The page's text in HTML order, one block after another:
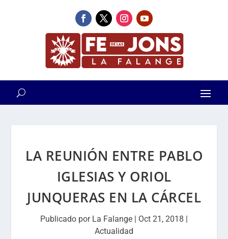
LA REUNIÓN ENTRE PABLO
IGLESIAS Y ORIOL
JUNQUERAS EN LA CÁRCEL
Publicado por La Falange | Oct 21, 2018 |
Actualidad